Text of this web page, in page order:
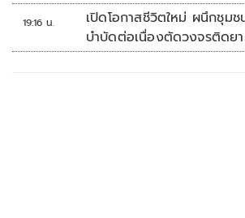
19:16 น.
เปิดโอกาสชีวิตใหม่ ผนึกชุม
บำบัดต่อเนื่องตัดวงจรติดยา